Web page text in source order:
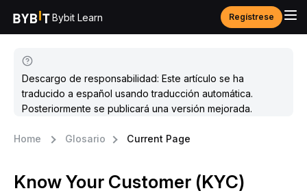
Bybit Learn Regístrese
Descargo de responsabilidad: Este artículo se ha
traducido a español usando traducción automática.
Posteriormente se publicará una versión mejorada.
Home Glosario Current Page
Know Your Customer (KYC)